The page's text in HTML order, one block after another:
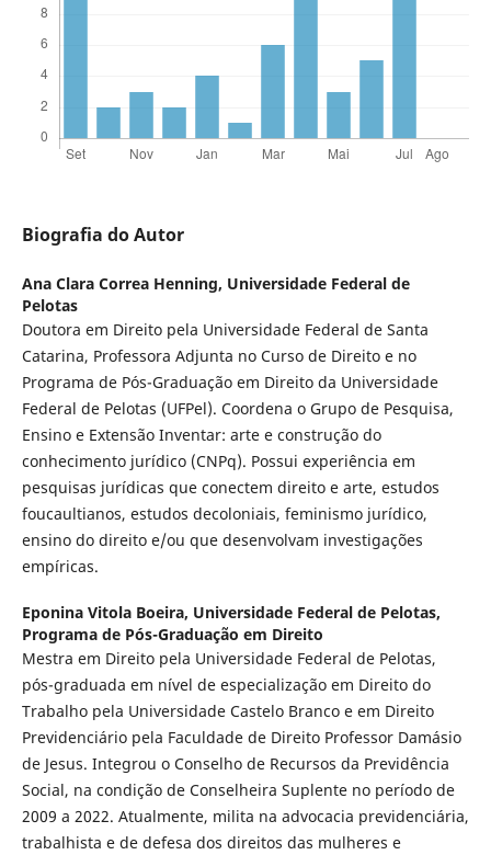
Biografia do Autor
Ana Clara Correa Henning, Universidade Federal de
Pelotas
Doutora em Direito pela Universidade Federal de Santa
Catarina, Professora Adjunta no Curso de Direito e no
Programa de Pós-Graduação em Direito da Universidade
Federal de Pelotas (UFPel). Coordena o Grupo de Pesquisa,
Ensino e Extensão Inventar: arte e construção do
conhecimento jurídico (CNPq). Possui experiência em
pesquisas jurídicas que conectem direito e arte, estudos
foucaultianos, estudos decoloniais, feminismo jurídico,
ensino do direito e/ou que desenvolvam investigações
empíricas.
Eponina Vitola Boeira, Universidade Federal de Pelotas,
Programa de Pós-Graduação em Direito
Mestra em Direito pela Universidade Federal de Pelotas,
pós-graduada em nível de especialização em Direito do
Trabalho pela Universidade Castelo Branco e em Direito
Previdenciário pela Faculdade de Direito Professor Damásio
de Jesus. Integrou o Conselho de Recursos da Previdência
Social, na condição de Conselheira Suplente no período de
2009 a 2022. Atualmente, milita na advocacia previdenciária,
trabalhista e de defesa dos direitos das mulheres e